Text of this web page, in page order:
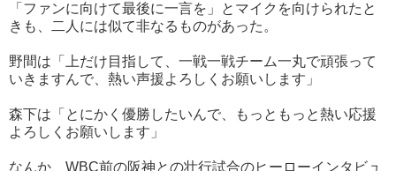
「ファンに向けて最後に一言を」とマイクを向けられたと
きも、二人には似て非なるものがあった。
野間は「上だけ目指して、一戦一戦チーム一丸で頑張って
いきますんで、熱い声援よろしくお願いします」
森下は「とにかく優勝したいんで、もっともっと熱い応援
よろしくお願いします」
なんか、WBC前の阪神との壮行試合のヒーローインタビュ